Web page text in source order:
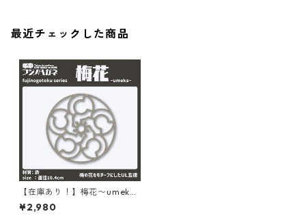
最近チェックした商品
【在庫あり！】梅花〜umek
a〜 fujinogotoku series
¥2,980